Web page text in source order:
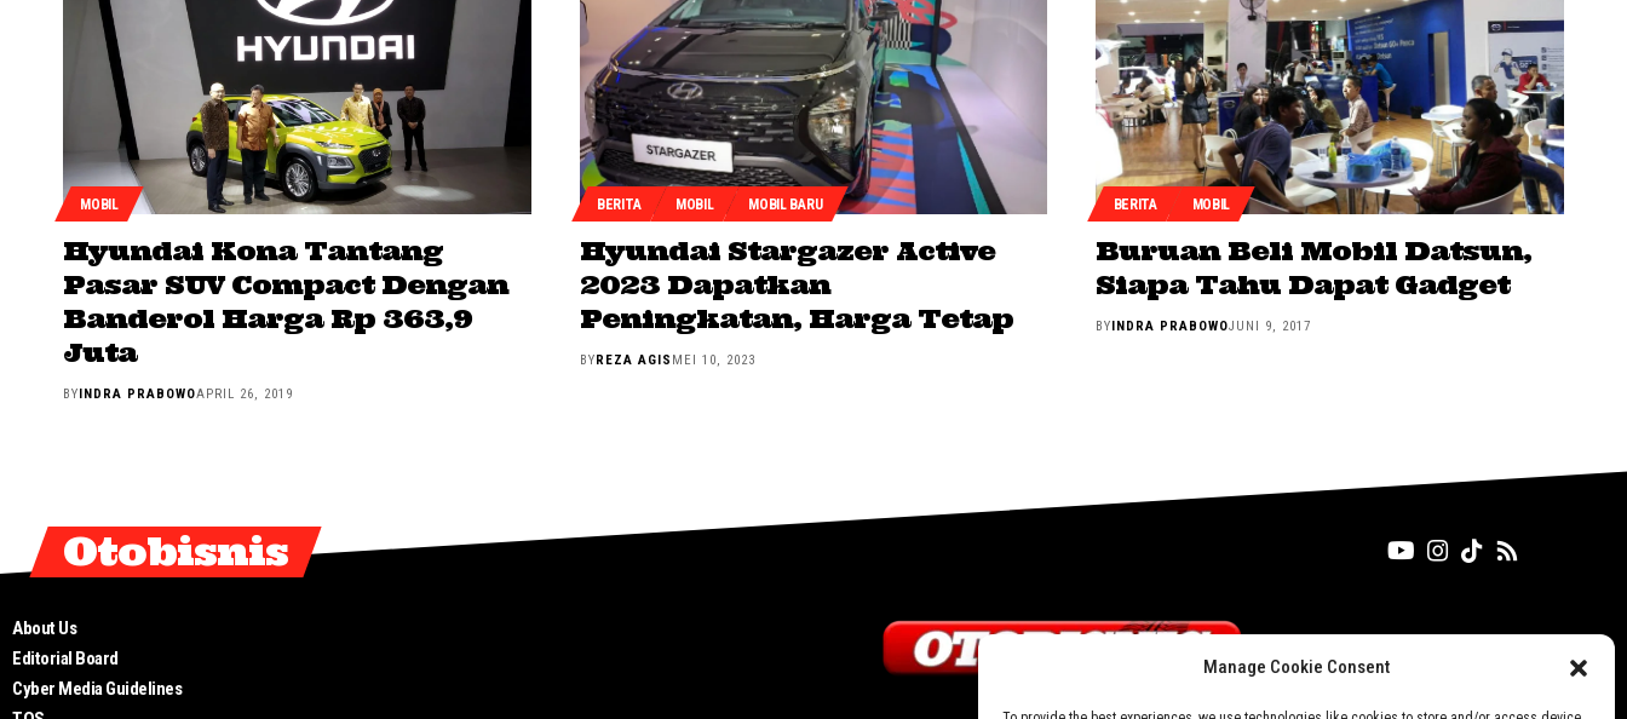
Manage Cookie Consent
MOBIL
Hyundai Kona Tantang
Pasar SUV Compact Dengan
Banderol Harga Rp 363,9
Juta
BY INDRA PRABOWOAPRIL 26, 2019
BERITA MOBIL MOBIL BARU
Hyundai Stargazer Active
2023 Dapatkan
Peningkatan, Harga Tetap
BY REZA AGIS MEI 10, 2023
BERITA MOBIL
Buruan Beli Mobil Datsun,
Siapa Tahu Dapat Gadget
BY INDRA PRABOWOJUNI 9, 2017
Otobisnis
About Us
Editorial Board
Cyber Media Guidelines